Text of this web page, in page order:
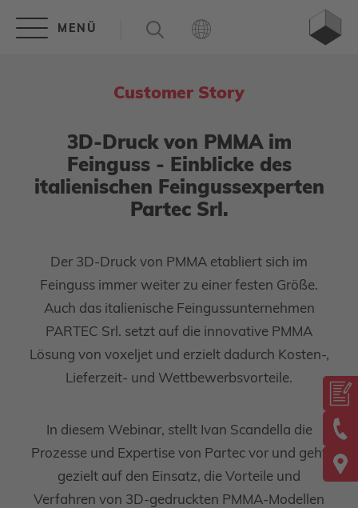
Customer Story
3D-Druck von PMMA im
Feinguss - Einblicke des
italienischen Feingussexperten
Partec Srl.
Der 3D-Druck von PMMA etabliert sich im
Feinguss immer weiter zu einer festen Größe.
Auch das italienische Feingussunternehmen
PARTEC Srl. setzt auf die innovative PMMA
Lösung von voxeljet und erzielt dadurch Kosten-,
Lieferzeit- und Wettbewerbsvorteile.
In diesem Webinar, stellt Ivan Scandella die
Prozesse und Expertise von Partec vor und geht
gezielt auf den Einsatz, die Vorteile und
Verfahren von 3D-gedruckten PMMA-Modellen